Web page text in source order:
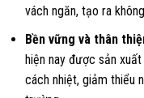
vách ngăn, tạo ra
Bền vững và thân
hiện nay được sản
cách nhiệt, giảm thiểu